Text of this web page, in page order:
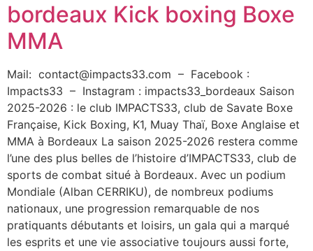
bordeaux Kick boxing Boxe
MMA
Mail: contact@impacts33.com – Facebook :
Impacts33 – Instagram : impacts33_bordeaux Saison
2025-2026 : le club IMPACTS33, club de Savate Boxe
Française, Kick Boxing, K1, Muay Thaï, Boxe Anglaise et
MMA à Bordeaux La saison 2025-2026 restera comme
l’une des plus belles de l’histoire d’IMPACTS33, club de
sports de combat situé à Bordeaux. Avec un podium
Mondiale (Alban CERRIKU), de nombreux podiums
nationaux, une progression remarquable de nos
pratiquants débutants et loisirs, un gala qui a marqué
les esprits et une vie associative toujours aussi forte,